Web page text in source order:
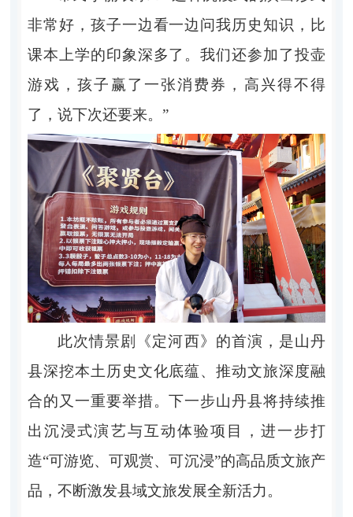
非常好，孩子一边看一边问我历史知识，比
课本上学的印象深多了。我们还参加了投壶
游戏，孩子赢了一张消费券，高兴得不得
了，说下次还要来。”
此次情景剧《定河西》的首演，是山丹
县深挖本土历史文化底蕴、推动文旅深度融
合的又一重要举措。下一步山丹县将持续推
出沉浸式演艺与互动体验项目，进一步打
造“可游览、可观赏、可沉浸”的高品质文旅产
品，不断激发县域文旅发展全新活力。